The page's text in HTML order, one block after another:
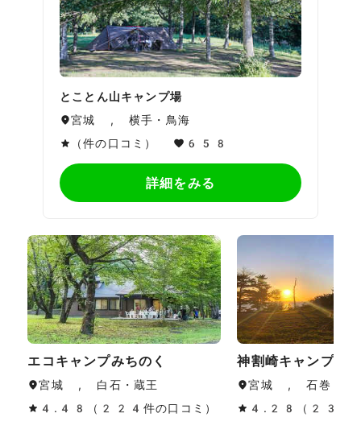
とことん山キャンプ場
宮城 , 横手・鳥海
（件の口コミ）
658
詳細をみる
エコキャンプみちのく
宮城 , 白石・蔵王
4.48（224件の口コミ）
神割崎キャンプ場
宮城 , 石巻・気
4.28（230件